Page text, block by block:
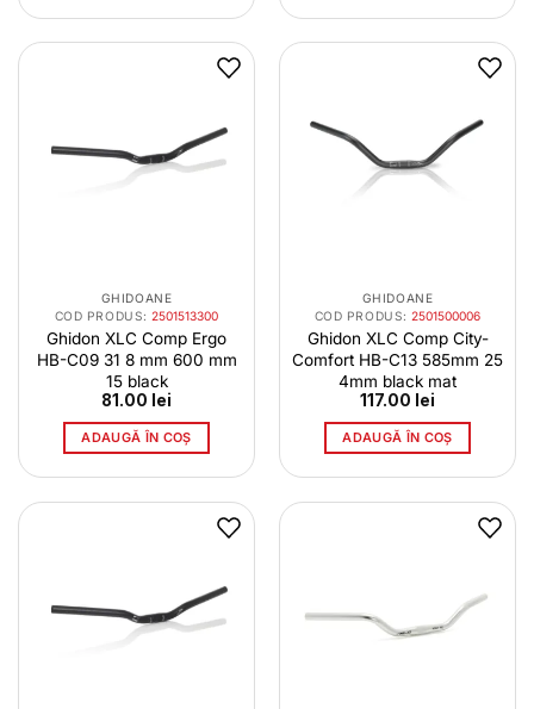
GHIDOANE
COD PRODUS:2501513300
Ghidon XLC Comp Ergo
HB-C09 31 8 mm 600 mm
15 black
81.00 lei
ADAUGĂ ÎN COȘ
GHIDOANE
COD PRODUS:2501500006
Ghidon XLC Comp City-
Comfort HB-C13 585mm 25
4mm black mat
117.00 lei
ADAUGĂ ÎN COȘ